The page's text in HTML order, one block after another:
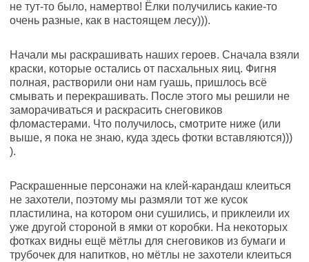
не тут-то было, намертво! Ёлки получились какие-то
очень разные, как в настоящем лесу))).
Начали мы раскрашивать наших героев. Сначала взяли
краски, которые остались от пасхальных яиц. Фигня
полная, растворили они нам гуашь, пришлось всё
смывать и перекрашивать. После этого мы решили не
заморачиваться и раскрасить снеговиков
фломастерами. Что получилось, смотрите ниже (или
выше, я пока не знаю, куда здесь фотки вставляются)))
).
Раскрашенные персонажи на клей-карандаш клеиться
не захотели, поэтому мы размяли тот же кусок
пластилина, на котором они сушились, и приклеили их
уже другой стороной в ямки от коробки. На некоторых
фотках видны ещё мётлы для снеговиков из бумаги и
трубочек для напитков, но мётлы не захотели клеиться